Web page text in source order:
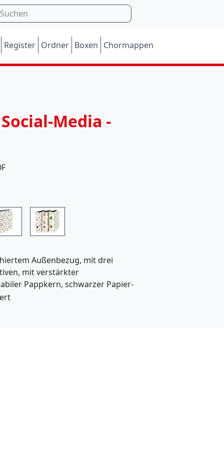
Register Ordner Boxen Chormappen
Media -
Außenbezug, mit drei
mit verstärkter
Pappkern, schwarzer Papier-